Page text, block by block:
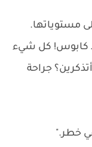
مستوياتها.
كابوس! كل شيء
جراحة
خطر."